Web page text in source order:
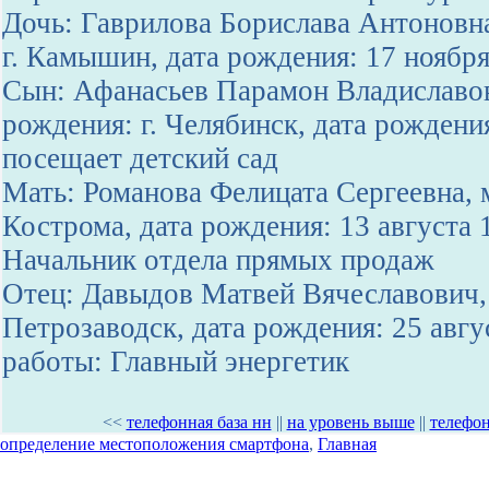
Дочь: Гаврилова Борислава
г. Камышин, дата рождения: 17
Сын: Афанасьев Парамон
рождения: г. Челябинск, дата
посещает детский сад
Мать: Романова Фелицата Сергеевна,
Кострома, дата рождения: 13 августа
Начальник отдела прямых продаж
Отец: Давыдов Матвей
Петрозаводск, дата рождения: 25
работы: Главный энергетик
<< телефонная база нн || на уровень выше||
определение местоположения смартфона, Главная